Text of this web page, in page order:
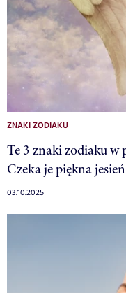
ZNAKI ZODIAKU
Te 3 znaki zodiaku w
Czeka je piękna jesień
03.10.2025